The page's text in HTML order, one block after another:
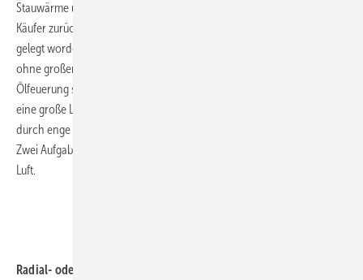
Stauwärme unter der Kaufhausdecke in den Aufenthaltsbereich der
Käufer zurück drücken, ist das Hauptaugenmerk auf Luftbewegung
gelegt worden. Der Axialventilator pustet also in dieser Anordnung
ohne großen Widerstand enorme Luftmengen zum Boden. Bei einer
Ölfeuerung sieht das völlig anders aus. Hier muss der Radialventilator
eine große Luftmenge auch noch gegen einen hohen Widerstand
durch enge Kesselzüge prügeln und zum Schornstein hinaus jagen.
Zwei Aufgaben, die nur eines gemeinsam haben, die Bewegung von
Luft.
Radial- oder axial in Aktion?